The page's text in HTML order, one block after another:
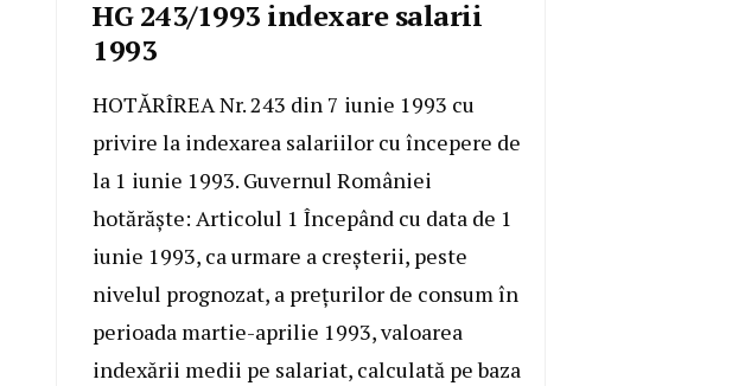
HG 243/1993 indexare salarii
1993
HOTĂRÎREA Nr. 243 din 7 iunie 1993 cu
privire la indexarea salariilor cu începere de
la 1 iunie 1993. Guvernul României
hotărăşte: Articolul 1 Începând cu data de 1
iunie 1993, ca urmare a creşterii, peste
nivelul prognozat, a preţurilor de consum în
perioada martie-aprilie 1993, valoarea
indexării medii pe salariat, calculată pe baza